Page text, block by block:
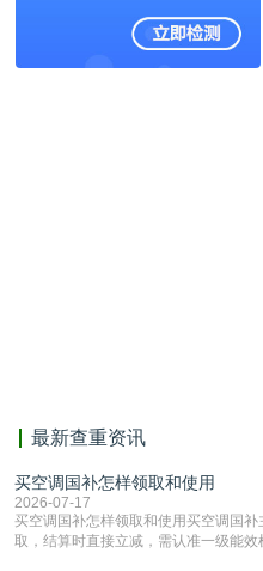
最新查重资讯
买空调国补怎样领取和使用
2026-07-17
买空调国补怎样领取和使用买空调国
取，结算时直接立减‌，需认准一级能效